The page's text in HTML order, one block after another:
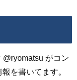
@ryomatsu がコン
を書いてます。